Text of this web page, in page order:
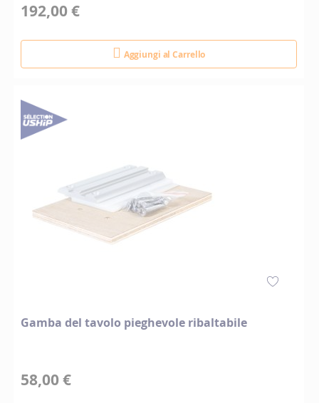
192,00 €
Aggiungi al Carrello
Gamba del tavolo pieghevole ribaltabile
58,00 €